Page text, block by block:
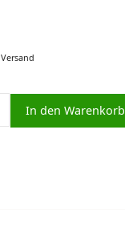
Versand
In den Warenkorb